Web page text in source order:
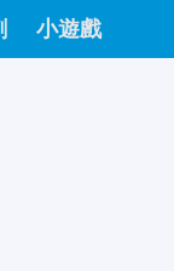
小遊戲